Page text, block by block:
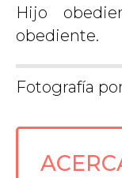
Hijo
obediente.
Fotografía